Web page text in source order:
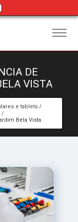
DE
VISTA
e tablets
Bela Vista